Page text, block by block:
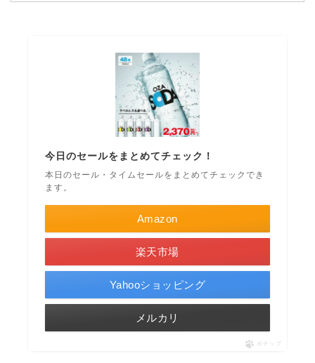
今日のセールをまとめてチェック！
本日のセール・タイムセールをまとめてチェックでき
ます。
Amazon
楽天市場
Yahooショッピング
メルカリ
ポチップ